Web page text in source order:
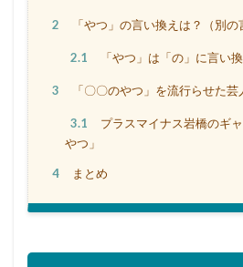
2 「やつ」の言い換えは？（別の
2.1 「やつ」は「の」に言い
3 「〇〇のやつ」を流行らせた芸
3.1
プラスマイナス岩橋のギ
やつ」
4 まとめ